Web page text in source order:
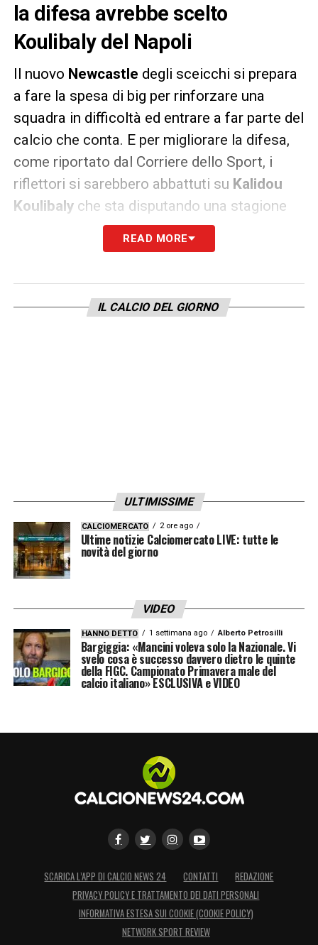
la difesa avrebbe scelto
Koulibaly del Napoli
Il nuovo Newcastle degli sceicchi si prepara
a fare la spesa di big per rinforzare una
squadra in difficoltà ed entrare a far parte del
calcio che conta. E per migliorare la difesa,
come riportato dal Corriere dello Sport, i
riflettori si sarebbero abbattuti su Kalidou
Koulibaly che sta disputando una stagione
incredibile con ilNapoli.
scadenza nel 2023 e per strapparlo agli
azzurri, ilNewcastledovrà per forza trattare
READ MORE
IL CALCIO DEL GIORNO
ULTIMISSIME
CALCIOMERCATO 2 ore ago
Ultime notizie Calciomercato LIVE: tutte le
novità del giorno
VIDEO
HANNO DETTO 1 settimana ago Alberto Petrosilli
Bargiggia: «Mancini voleva solo la Nazionale. Vi
svelo cosa è successo davvero dietro le quinte
della FIGC. Campionato Primavera male del
calcio italiano» ESCLUSIVA e VIDEO
SCARICA L’APP DI CALCIO NEWS 24 CONTATTI
REDAZIONE
PRIVACY POLICY E TRATTAMENTO DEI DATI PERSONALI
INFORMATIVA ESTESA SUI COOKIE (COOKIE POLICY)
NETWORK SPORT REVIEW